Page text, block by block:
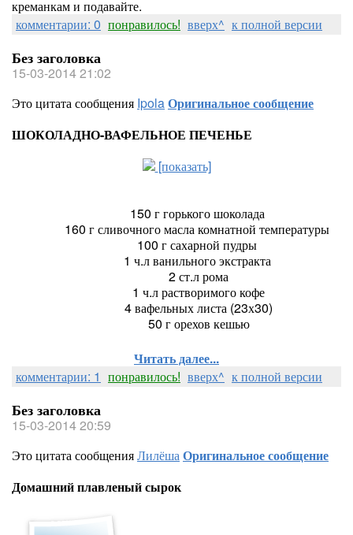
креманкам и подавайте.
комментарии: 0 понравилось! вверх^ к полной версии
Без заголовка
15-03-2014 21:02
Это цитата сообщения IpolaОригинальное сообщение
ШОКОЛАДНО-ВАФЕЛЬНОЕ ПЕЧЕНЬЕ
[показать]
150 г горького шоколада
160 г сливочного масла комнатной температуры
100 г сахарной пудры
1 ч.л ванильного экстракта
2 ст.л рома
1 ч.л растворимого кофе
4 вафельных листа (23х30)
50 г орехов кешью
Читать далее...
комментарии: 1 понравилось! вверх^ к полной версии
Без заголовка
15-03-2014 20:59
Это цитата сообщенияЛилёшаОригинальное сообщение
Домашний плавленый сырок